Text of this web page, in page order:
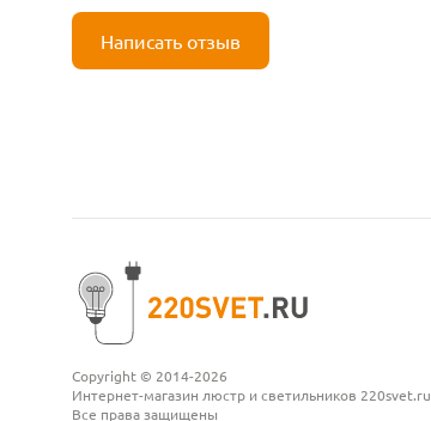
Написать отзыв
Copyright © 2014-2026
Интернет-магазин люстр и светильников 220svet.ru
Все права защищены